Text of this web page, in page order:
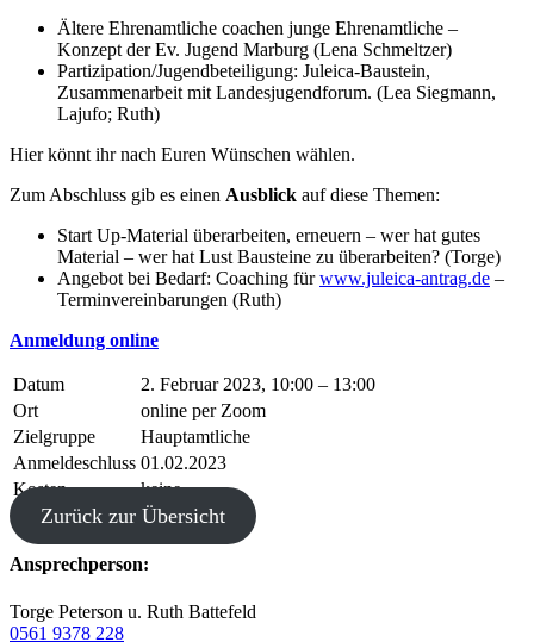
Ältere Ehrenamtliche coachen junge Ehrenamtliche –
Konzept der Ev. Jugend Marburg (Lena Schmeltzer)
Partizipation/Jugendbeteiligung: Juleica-Baustein,
Zusammenarbeit mit Landesjugendforum. (Lea Siegmann,
Lajufo; Ruth)
Hier könnt ihr nach Euren Wünschen wählen.
Zum Abschluss gib es einen Ausblick auf diese Themen:
Start Up-Material überarbeiten, erneuern – wer hat gutes
Material – wer hat Lust Bausteine zu überarbeiten? (Torge)
Angebot bei Bedarf: Coaching fürwww.juleica-antrag.de –
Terminvereinbarungen (Ruth)
Anmeldung online
Datum
2. Februar 2023, 10:00 – 13:00
Ort
online per Zoom
Zielgruppe
Hauptamtliche
Anmeldeschluss 01.02.2023
Kosten
keine
Zurück zur Übersicht
Ansprechperson:
Torge Peterson u. Ruth Battefeld
0561 9378 228